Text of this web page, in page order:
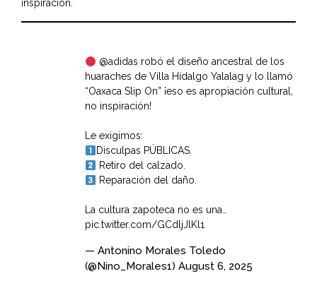
inspiración.
@adidas robó el diseño ancestral de los
huaraches de Villa Hidalgo Yalalag y lo llamó
“Oaxaca Slip On” ¡eso es apropiación cultural,
no inspiración!
Le exigimos:
Disculpas PÚBLICAS.
Retiro del calzado.
Reparación del daño.
La cultura zapoteca no es una…
pic.twitter.com/GCdljJlKl1
— Antonino Morales Toledo
(@Nino_Morales1) August 6, 2025